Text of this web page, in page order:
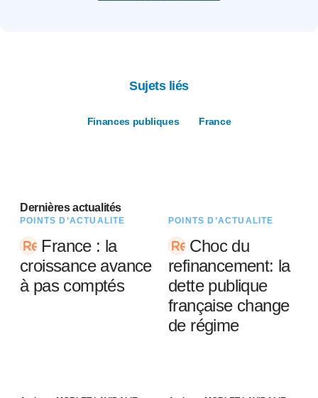
Sujets liés
Finances publiques France
Dernières actualités
POINTS D’ACTUALITÉ
France : la
croissance avance
à pas comptés
POINTS D’ACTUALITÉ
Choc du
refinancement: la
dette publique
française change
de régime